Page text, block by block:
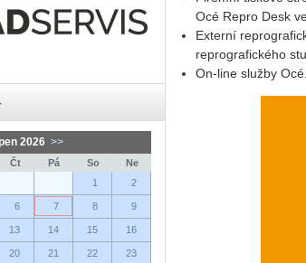
2026 >>
Čt Pá So
Ne
1
2
6 7 8 9
13 14 15 16
20 21 22 23
Océ Repro Desk
Externí
reprografického
On-line služby